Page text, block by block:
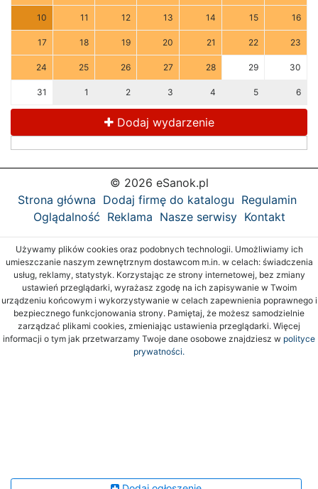
10 11 12 13 14 15 16
17 18 19 20 21 22 23
24 25 26 27 28 29 30
31 1 2 3 4 5 6
Dodaj wydarzenie
© 2026 eSanok.pl
Strona główna Dodaj firmę do katalogu Regulamin
Oglądalność Reklama Nasze serwisy Kontakt
Używamy plików cookies oraz podobnych technologii. Umożliwiamy ich
umieszczanie naszym zewnętrznym dostawcom m.in. w celach: świadczenia
usług, reklamy, statystyk. Korzystając ze strony internetowej, bez zmiany
ustawień przeglądarki, wyrażasz zgodę na ich zapisywanie w Twoim
urządzeniu końcowym i wykorzystywanie w celach zapewnienia poprawnego i
bezpiecznego funkcjonowania strony. Pamiętaj, że możesz samodzielnie
zarządzać plikami cookies, zmieniając ustawienia przeglądarki. Więcej
informacji o tym jak przetwarzamy Twoje dane osobowe znajdziesz w polityce
prywatności.